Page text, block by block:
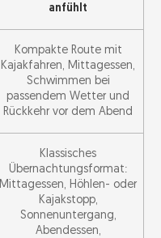
anfühlt
Kompakte Route mit
Kajakfahren, Mittagessen,
Schwimmen bei
passendem Wetter und
Rückkehr vor dem Abend
Klassisches
Übernachtungsformat:
Mittagessen, Höhlen- oder
Kajakstopp,
Sonnenuntergang,
Abendessen,